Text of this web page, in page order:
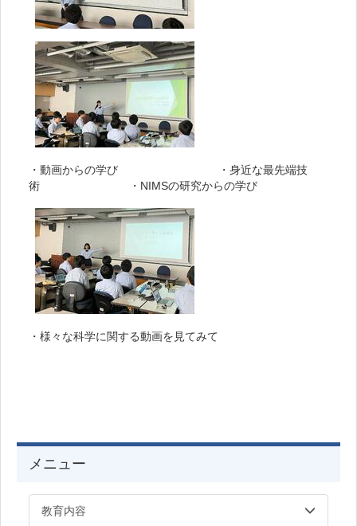
・動画からの学び ・身近な最先端技
術 ・NIMSの研究からの学び
・様々な科学に関する動画を見てみて
メニュー
教育内容